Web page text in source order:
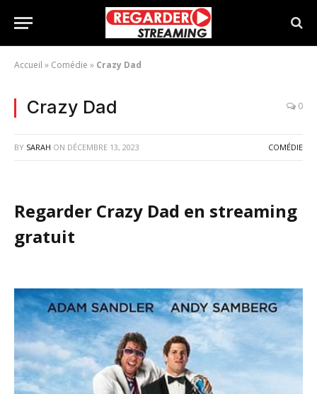
Accueil » Comédie » Crazy Dad
Crazy Dad 0
BY SARAH ON DÉCEMBRE 13, 2023 COMÉDIE
Regarder Crazy Dad en streaming
gratuit